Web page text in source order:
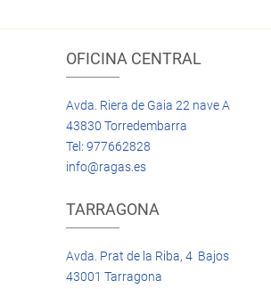
OFICINA CENTRAL
Avda. Riera de Gaia 22 nave A
43830 Torredembarra
Tel: 977662828
info@ragas.es
TARRAGONA
Avda. Prat de la Riba, 4 Bajos
43001 Tarragona